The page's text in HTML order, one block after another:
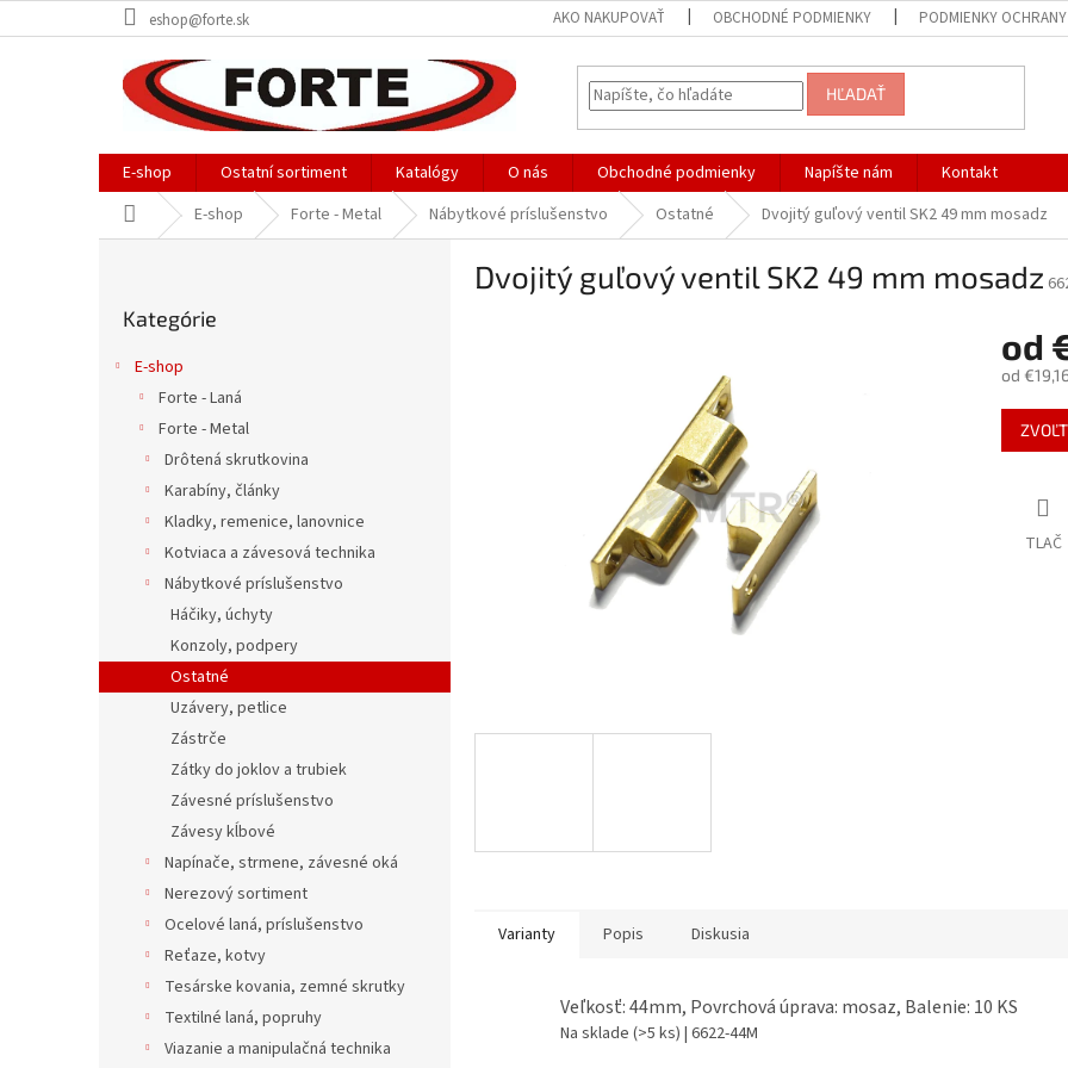
na
eshop@forte.sk AKO NAKUPOVAŤ OBCHODNÉ PODMIENKY PODMIENKY OCHRANY
HĽADAŤ
E-shop Ostatní sortiment Katalógy O nás Obchodné podmienky Napíšte nám
Kontakt
DomovE-shop Forte - Metal Nábytkové príslušenstvo Ostatné Dvojitý guľový ventil SK2 49 mm mosadz
kategórie
Kategórie
E-shop
Forte - Laná
Forte - Metal
Drôtená skrutkovina
Karabíny, články
Kladky, remenice, lanovnice
Kotviaca a závesová technika
Nábytkové príslušenstvo
Háčiky, úchyty
Konzoly, podpery
Ostatné
Uzávery, petlice
Zástrče
Zátky do joklov a trubiek
Závesné príslušenstvo
Závesy kĺbové
Napínače, strmene, závesné oká
Nerezový sortiment
Ocelové laná, príslušenstvo
Reťaze, kotvy
Tesárske kovania, zemné skrutky
Textilné laná, popruhy
Viazanie a manipulačná technika
Dvojitý guľový ventil SK2 49 mm mosadz
od
od
cena:
TLAČ
Varianty Popis Diskusia
Veľkosť: 44mm, Povrchová úprava: mosaz, Balenie: 10 KS
Na sklade (>5 ks) | 6622-44M